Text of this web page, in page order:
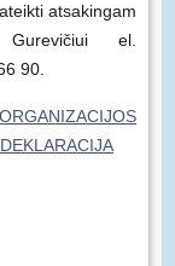
atsakingam
el.
90.